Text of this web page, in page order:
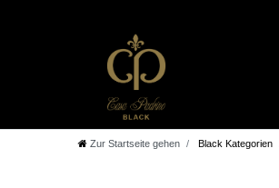
Zur Startseite gehen Black Kategorien